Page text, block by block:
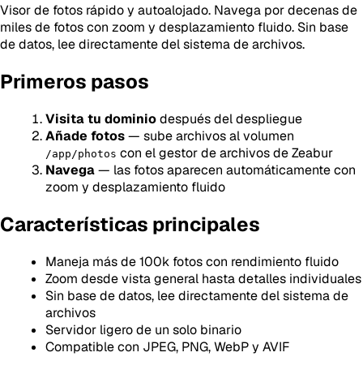
Visor de fotos rápido y autoalojado. Navega por decenas de
miles de fotos con zoom y desplazamiento fluido. Sin base
de datos, lee directamente del sistema de archivos.
Primeros pasos
Visita tu dominiodespués del despliegue
Añade fotos— sube archivos al volumen
/app/photos con el gestor de archivos de Zeabur
Navega— las fotos aparecen automáticamente con
zoom y desplazamiento fluido
Características principales
Maneja más de 100k fotos con rendimiento fluido
Zoom desde vista general hasta detalles individuales
Sin base de datos, lee directamente del sistema de
archivos
Servidor ligero de un solo binario
Compatible con JPEG, PNG, WebP y AVIF